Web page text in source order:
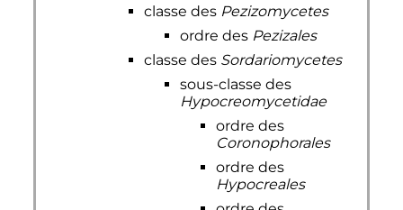
classe des Pezizomycetes
ordre des Pezizales
classe des Sordariomycetes
sous-classe des
Hypocreomycetidae
ordre des
Coronophorales
ordre des
Hypocreales